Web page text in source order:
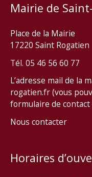
Mairie de
Place de la Mairie
17220 Saint Rogatien
Tél. 05 46 56 60 77
L’adresse mail de la
rogatien.fr (vous
formulaire de contact
Nous contacter
Horaires